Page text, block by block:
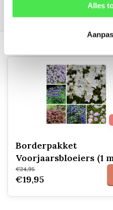
Alles
customers give us
Recent bekeken
Borderpakket
Voorjaarsbloeiers (1
€24,95
€19,95